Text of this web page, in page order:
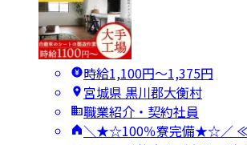
時給1,100円〜1,375円
宮城県 黒川郡大衡村
職業紹介・契約社員
＼★☆100％寮完備★☆／ ≪